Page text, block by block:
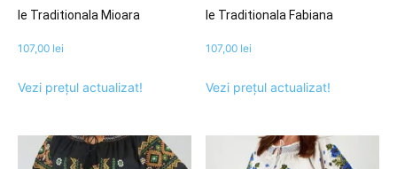
Ie Traditionala Mioara
107,00 lei
Vezi prețul actualizat!
Ie Traditionala Fabiana
107,00 lei
Vezi prețul actualizat!